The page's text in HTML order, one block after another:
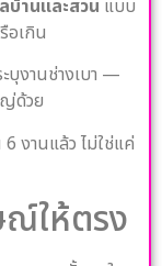
บ้านและสวน แบบ
อเกิน
บุงานช่างเบา —
ญ่ด้วย
งานแล้ว ไม่ใช่แค่
ให้ตรง